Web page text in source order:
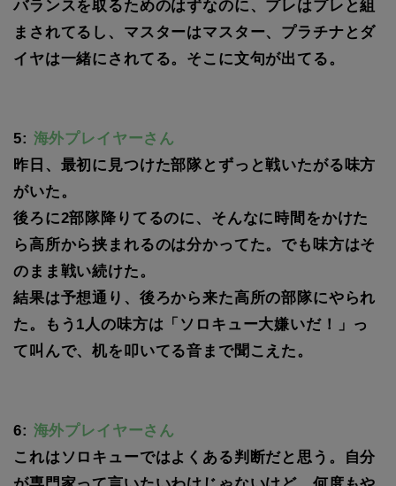
バランスを取るためのはずなのに、プレはプレと組
まされてるし、マスターはマスター、プラチナとダ
イヤは一緒にされてる。そこに文句が出てる。
5: 海外プレイヤーさん
昨日、最初に見つけた部隊とずっと戦いたがる味方
がいた。
後ろに2部隊降りてるのに、そんなに時間をかけた
ら高所から挟まれるのは分かってた。でも味方はそ
のまま戦い続けた。
結果は予想通り、後ろから来た高所の部隊にやられ
た。もう1人の味方は「ソロキュー大嫌いだ！」っ
て叫んで、机を叩いてる音まで聞こえた。
6: 海外プレイヤーさん
これはソロキューではよくある判断だと思う。自分